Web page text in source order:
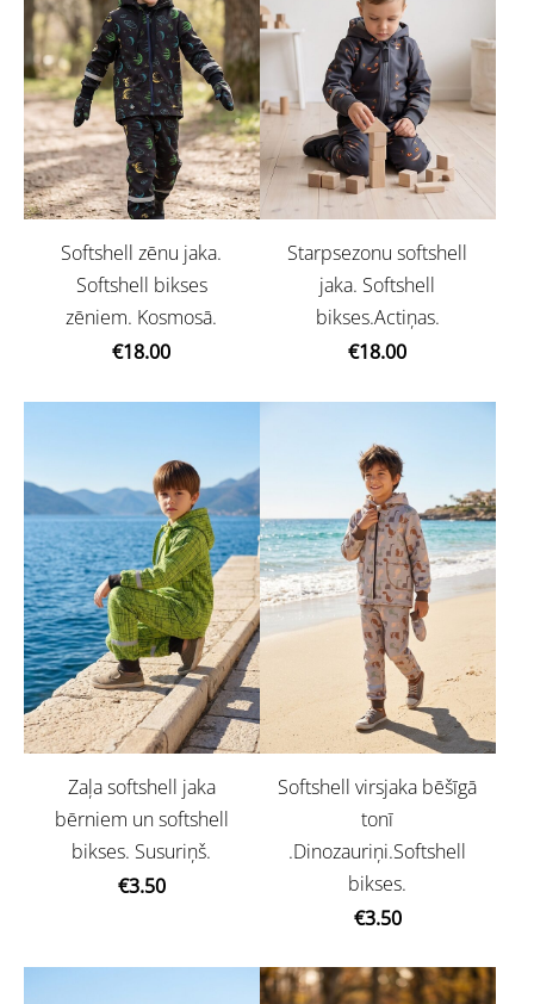
Softshell zēnu jaka.
Softshell bikses
zēniem. Kosmosā.
€18.00
Starpsezonu softshell
jaka. Softshell
bikses.Actiņas.
€18.00
Zaļa softshell jaka
bērniem un softshell
bikses. Susuriņš.
€3.50
Softshell virsjaka bēšīgā
tonī
.Dinozauriņi.Softshell
bikses.
€3.50